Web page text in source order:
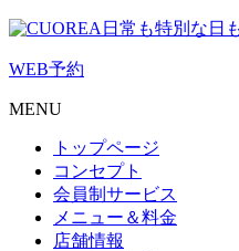
日常も特別な日
WEB予約
MENU
トップページ
コンセプト
会員制サービス
メニュー＆料金
店舗情報